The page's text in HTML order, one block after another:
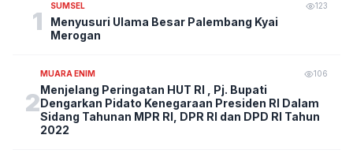
1
SUMSEL 123
Menyusuri Ulama Besar Palembang Kyai
Merogan
2
MUARA ENIM 106
Menjelang Peringatan HUT RI , Pj. Bupati
Dengarkan Pidato Kenegaraan Presiden RI Dalam
Sidang Tahunan MPR RI, DPR RI dan DPD RI Tahun
2022